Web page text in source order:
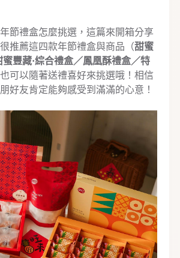
節禮盒怎麼挑選，這篇來開箱分享
推薦這四款年節禮盒與商品（甜蜜
蜜豐藏·綜合禮盒／鳳凰酥禮盒／特
可以隨著送禮喜好來挑選哦！相信
好友肯定能夠感受到滿滿的心意！